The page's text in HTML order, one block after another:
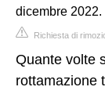
dicembre 2022.
Richiesta di
Quante volte
rottamazione